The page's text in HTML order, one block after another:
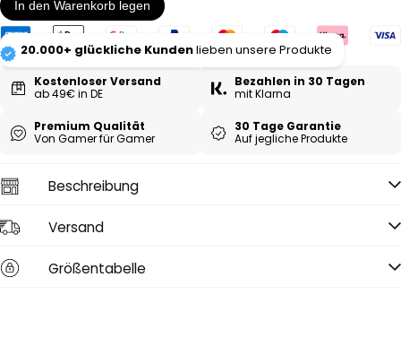
In den Warenkorb legen
20.000+ glückliche Kundenlieben unsere Produkte
Kostenloser Versand
ab 49€ in DE
Bezahlen in 30 Tagen
mit Klarna
Premium Qualität
Von Gamer für Gamer
30 Tage Garantie
Auf jegliche Produkte
Beschreibung
Versand
Größentabelle